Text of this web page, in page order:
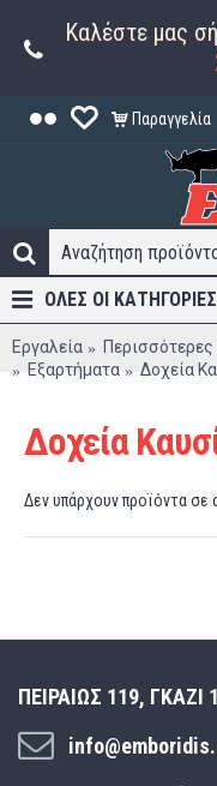
Καλέστε μας
Παραγγελία
ΟΛΕΣ ΟΙ ΚΑΤΗΓΟΡΊΕΣ
Εργαλεία Περισσότερες
Εξαρτήματα
Δοχεία
Δοχεία
Δεν υπάρχουν προϊόντα σε
ΠΕΙΡΑΙΩΣ 119,